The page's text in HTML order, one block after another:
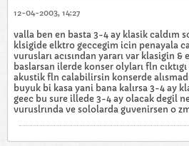
12-04-2003, 14:27
valla ben en basta 3-4 ay klasik caldım
klsigide elktro geccegim icin penayala
vurusları acısından yararı var klasigin
baslarsan ilerde konser olyları fln
akustik fln calabilirsin konserde
buyuk bi kasa yani bana kalırsa 3-4 ay
geec bu sure illede 3-4 ay olacak degil
vuruslrında ve sololarda guvenirsen o